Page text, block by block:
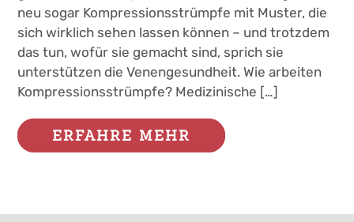
neu sogar Kompressionsstrümpfe mit Muster, die
sich wirklich sehen lassen können – und trotzdem
das tun, wofür sie gemacht sind, sprich sie
unterstützen die Venengesundheit. Wie arbeiten
Kompressionsstrümpfe? Medizinische […]
ERFAHRE MEHR